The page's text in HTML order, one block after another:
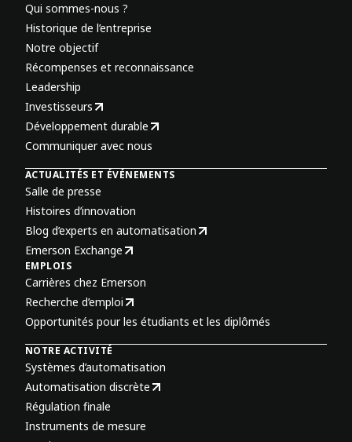
Qui sommes-nous ?
Historique de l’entreprise
Notre objectif
Récompenses et reconnaissance
Leadership
Investisseurs
Développement durable
Communiquer avec nous
ACTUALITÉS ET ÉVÉNEMENTS
Salle de presse
Histoires d’innovation
Blog d’experts en automatisation
Emerson Exchange
EMPLOIS
Carrières chez Emerson
Recherche d’emploi
Opportunités pour les étudiants et les diplômés
NOTRE ACTIVITÉ
Systèmes d’automatisation
Automatisation discrète
Régulation finale
Instruments de mesure